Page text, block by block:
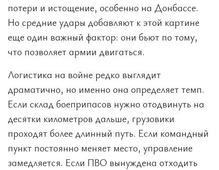
потери и истощение, особенно на Донбассе.
Но средние удары добавляют к этой картине
еще один важный фактор: они бьют по тому,
что позволяет армии двигаться.
Логистика на войне редко выглядит
драматично, но именно она определяет темп.
Если склад боеприпасов нужно отодвинуть на
десятки километров дальше, грузовики
проходят более длинный путь. Если командный
пункт постоянно меняет место, управление
замедляется. Если ПВО вынуждена отходить